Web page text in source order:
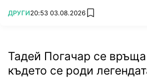
ПОВЕЧЕ ОТ
ДРУГИ20:53 03.08.2026 add favorites
Тадей Погачар се
където се роди